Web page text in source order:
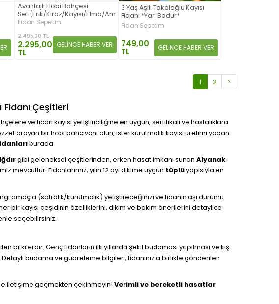
Avantajlı Hobi Bahçesi
Seti(Erik/Kiraz/Kayısı/Elma/Armut)
Fidan Sepetim
2.495,00 TL
2.295,00
TL
GELİNCE HABER VER
3 Yaş Aşılı Tokaloğlu Kayısı
Fidanı *Yarı Bodur*
Fidan Sepetim
749,00
TL GELİNCE HABER VER
1 2 >
Fidanı Çeşitleri
ve ticari kayısı yetiştiriciliğine en uygun, sertifikalı ve hastalıklara
arayan bir hobi bahçıvanı olun, ister kurutmalık kayısı üretimi yapan
burada.
Iğdırgibi geleneksel çeşitlerinden, erken hasat imkanı sunan Alyanak
Fidanlarımız, yılın 12 ayı dikime uygun tüplüyapısıyla en
amaçla (sofralık/kurutmalık) yetiştireceğinizi ve fidanın aşı durumu
bir kayısı çeşidinin özelliklerini, dikim ve bakım önerilerini detaylıca
seçebilirsiniz.
bitkilerdir. Genç fidanların ilk yıllarda şekil budaması yapılması ve kış
budama ve gübreleme bilgileri, fidanınızla birlikte gönderilen
iletişime geçmekten çekinmeyin! Verimli ve bereketli hasatlar